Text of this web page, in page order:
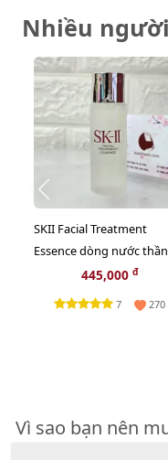
Nhiều
SKII Facial Treatment
Essence dòng nước thần
dành cho các chị em -
(new)
445,000 đ
7 270
Vì sao bạn nên